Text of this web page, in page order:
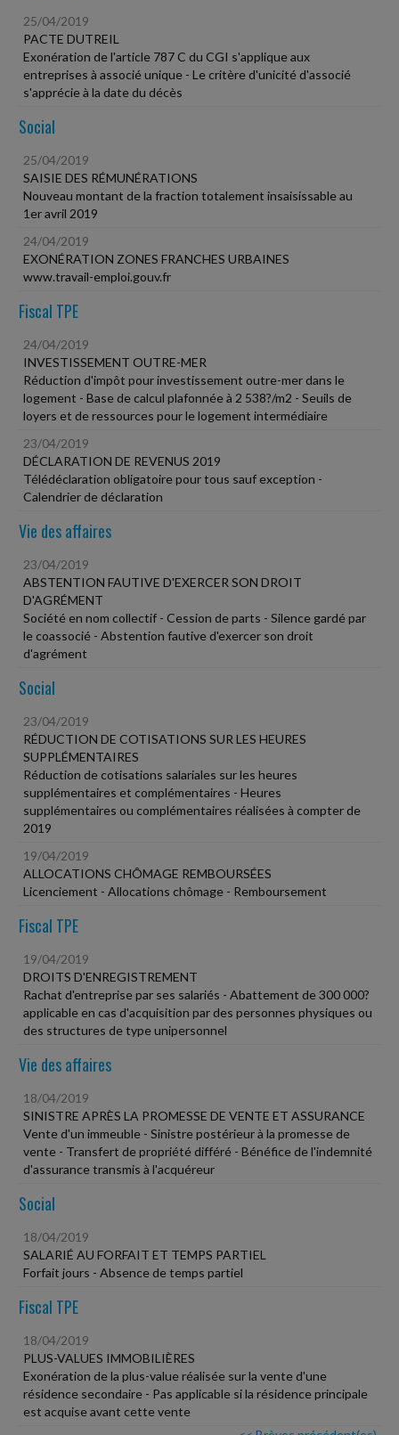
25/04/2019
PACTE DUTREIL
Exonération de l'article 787 C du CGI s'applique aux
entreprises à associé unique - Le critère d'unicité d'associé
s'apprécie à la date du décès
Social
25/04/2019
SAISIE DES RÉMUNÉRATIONS
Nouveau montant de la fraction totalement insaisissable au
1er avril 2019
24/04/2019
EXONÉRATION ZONES FRANCHES URBAINES
www.travail-emploi.gouv.fr
Fiscal TPE
24/04/2019
INVESTISSEMENT OUTRE-MER
Réduction d'impôt pour investissement outre-mer dans le
logement - Base de calcul plafonnée à 2 538?/m2 - Seuils de
loyers et de ressources pour le logement intermédiaire
23/04/2019
DÉCLARATION DE REVENUS 2019
Télédéclaration obligatoire pour tous sauf exception -
Calendrier de déclaration
Vie des affaires
23/04/2019
ABSTENTION FAUTIVE D'EXERCER SON DROIT
D'AGRÉMENT
Société en nom collectif - Cession de parts - Silence gardé par
le coassocié - Abstention fautive d'exercer son droit
d'agrément
Social
23/04/2019
RÉDUCTION DE COTISATIONS SUR LES HEURES
SUPPLÉMENTAIRES
Réduction de cotisations salariales sur les heures
supplémentaires et complémentaires - Heures
supplémentaires ou complémentaires réalisées à compter de
2019
19/04/2019
ALLOCATIONS CHÔMAGE REMBOURSÉES
Licenciement - Allocations chômage - Remboursement
Fiscal TPE
19/04/2019
DROITS D'ENREGISTREMENT
Rachat d'entreprise par ses salariés - Abattement de 300 000?
applicable en cas d'acquisition par des personnes physiques ou
des structures de type unipersonnel
Vie des affaires
18/04/2019
SINISTRE APRÈS LA PROMESSE DE VENTE ET ASSURANCE
Vente d'un immeuble - Sinistre postérieur à la promesse de
vente - Transfert de propriété différé - Bénéfice de l'indemnité
d'assurance transmis à l'acquéreur
Social
18/04/2019
SALARIÉ AU FORFAIT ET TEMPS PARTIEL
Forfait jours - Absence de temps partiel
Fiscal TPE
18/04/2019
PLUS-VALUES IMMOBILIÈRES
Exonération de la plus-value réalisée sur la vente d'une
résidence secondaire - Pas applicable si la résidence principale
est acquise avant cette vente